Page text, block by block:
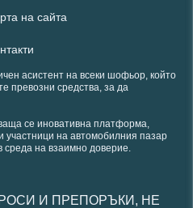
на сайта
асистент на всеки шофьор, който
превозни средства, за да
се иновативна платформа,
участници на автомобилния пазар
на взаимно доверие.
И ПРЕПОРЪКИ, НЕ